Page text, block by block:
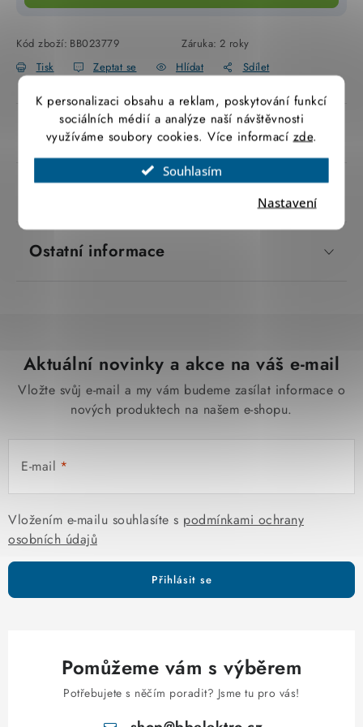
K personalizaci obsahu a reklam, poskytování funkcí
sociálních médií a analýze naší návštěvnosti
využíváme soubory cookies. Více informacízde.
Souhlasím
Nastavení
NÁŘADÍ
VÝPRODEJ
Položky bez zařazené kategorie dle výrobců
VÁNOCE
OSVĚTLENÍ
Kód zboží: BB023779 Záruka: 2 roky
Tisk
Zeptat se Hlídat Sdílet
Popis produktu
Ostatní informace
Aktuální novinky a akce na váš e-mail
Vložte svůj e-mail a my vám budeme zasílat informace o
nových produktech na našem e-shopu.
E-mail
Vložením e-mailu souhlasíte s podmínkami ochrany
osobních údajů
Přihlásit se
Pomůžeme vám s výběrem
Potřebujete s něčím poradit? Jsme tu pro vás!